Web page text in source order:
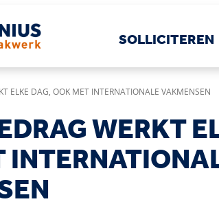
SOLLICITEREN
ELKE DAG, OOK MET INTERNATIONALE VAKMENSEN
WERKT